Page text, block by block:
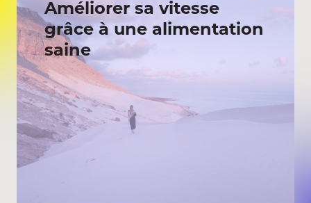
Améliorer sa vitesse
grâce à une alimentation
saine